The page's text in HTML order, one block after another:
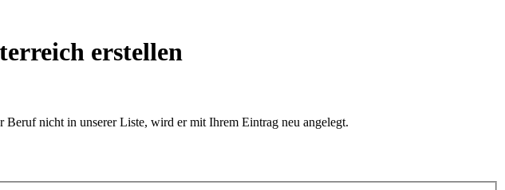
erstellen
Beruf nicht in unserer Liste, wird er mit Ihrem Eintrag neu angelegt.